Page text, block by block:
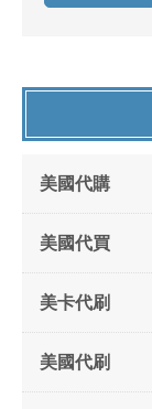
美國代購
美國代買
美卡代刷
美國代刷